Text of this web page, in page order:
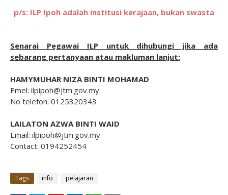
p/s: ILP Ipoh adalah institusi kerajaan, bukan swasta
Senarai Pegawai ILP untuk dihubungi jika ada
sebarang pertanyaan atau makluman lanjut:
HAMYMUHAR NIZA BINTI MOHAMAD
Emel: ilpipoh@jtm.gov.my
No telefon: 0125320343
LAILATON AZWA BINTI WAID
Email: ilpipoh@jtm.gov.my
Contact: 0194252454
Tags info pelajaran